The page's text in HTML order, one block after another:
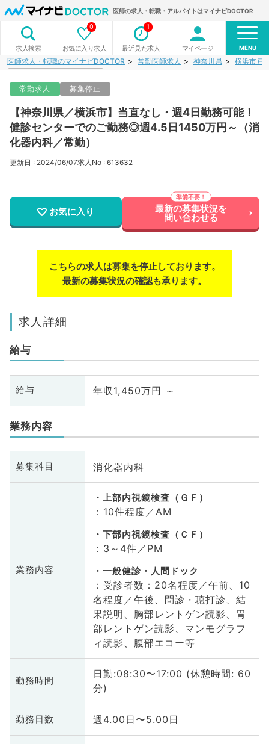
医師の求人・転職・アルバイトはマイナビDOCTOR
求人検索 お気に入り求人
0
最近見た求人
1
マイページ MENU
医師求人・転職のマイナビDOCTOR 常勤医師求人 神奈川県 横浜市戸
常勤求人 募集停止
【神奈川県／横浜市】当直なし・週4日勤務可能！
健診センターでのご勤務◎週4.5日1450万円～（消
化器内科／常勤）
更新日 : 2024/06/07求人No : 613632
お気に入り 最新の募集状況を
問い合わせる
こちらの求人は募集を停止しております。
最新の募集状況の確認も承ります。
求人詳細
給与
給与 年収1,450万円 ～
業務内容
募集科目 消化器内科
業務内容
上部内視鏡検査（ＧＦ）
：10件程度／AM
下部内視鏡検査（ＣＦ）
：3～4件／PM
一般健診・人間ドック
：受診者数：20名程度／午前、10
名程度／午後、問診・聴打診、結
果説明、胸部レントゲン読影、胃
部レントゲン読影、マンモグラフ
ィ読影、腹部エコー等
勤務時間
日勤:08:30〜17:00 (休憩時間: 60
分)
勤務日数 週4.00日〜5.00日